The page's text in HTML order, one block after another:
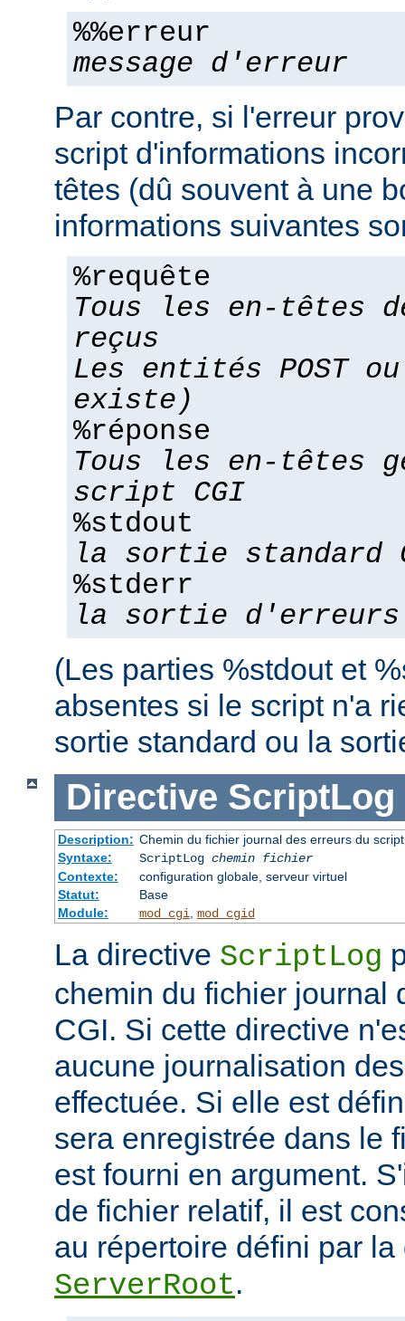
%%erreur
message d'erreur
Par contre, si l'erreur
script d'informations
têtes (dû souvent à une
informations suivantes
%requête
Tous les en-têtes
reçus
Les entités POST
existe)
%réponse
Tous les en-têtes
script CGI
%stdout
la sortie standard
%stderr
la sortie d'erreurs
(Les parties %stdout et
absentes si le script n'a
sortie standard ou la
Directive ScriptLog
Description: Chemin du fichier journal des erreurs du
Syntaxe:
ScriptLog chemin fichier
Contexte:
configuration globale, serveur virtuel
Statut:
Base
Module:
mod_cgi mod_cgid
La directive ScriptLog
chemin du fichier journal
CGI. Si cette directive
aucune journalisation
effectuée. Si elle est
sera enregistrée dans le
est fourni en argument.
de fichier relatif, il est
au répertoire défini par la
ServerRoot.